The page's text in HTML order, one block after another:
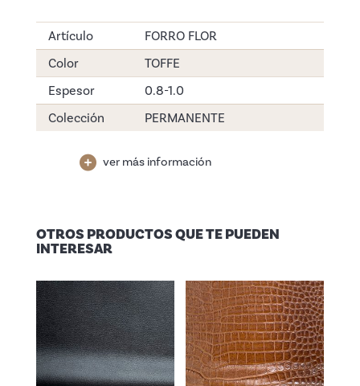
Artículo
FORRO FLOR
Color
TOFFE
Espesor
0.8-1.0
Colección
PERMANENTE
ver más información
OTROS PRODUCTOS QUE TE PUEDEN
INTERESAR